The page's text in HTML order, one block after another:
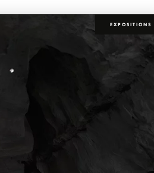
EXPOSITIONS